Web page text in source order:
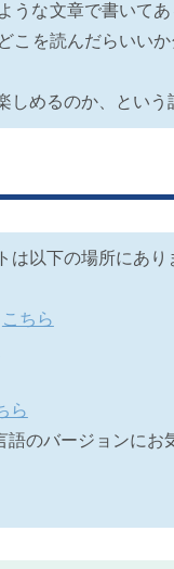
うな文章で書いて
こを読んだらいい
めるのか、という
以下の場所にあり
こちら
ら
のバージョンにお